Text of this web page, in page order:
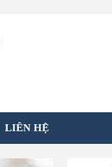
LIÊN HỆ